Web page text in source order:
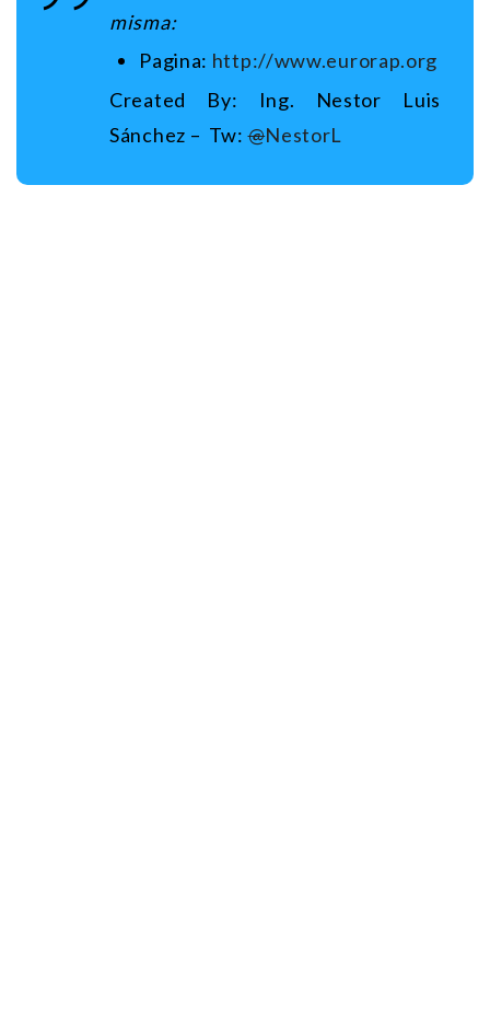
misma:
Pagina: http://www.eurorap.org
Created By: Ing. Nestor Luis
Sánchez – Tw:@NestorL